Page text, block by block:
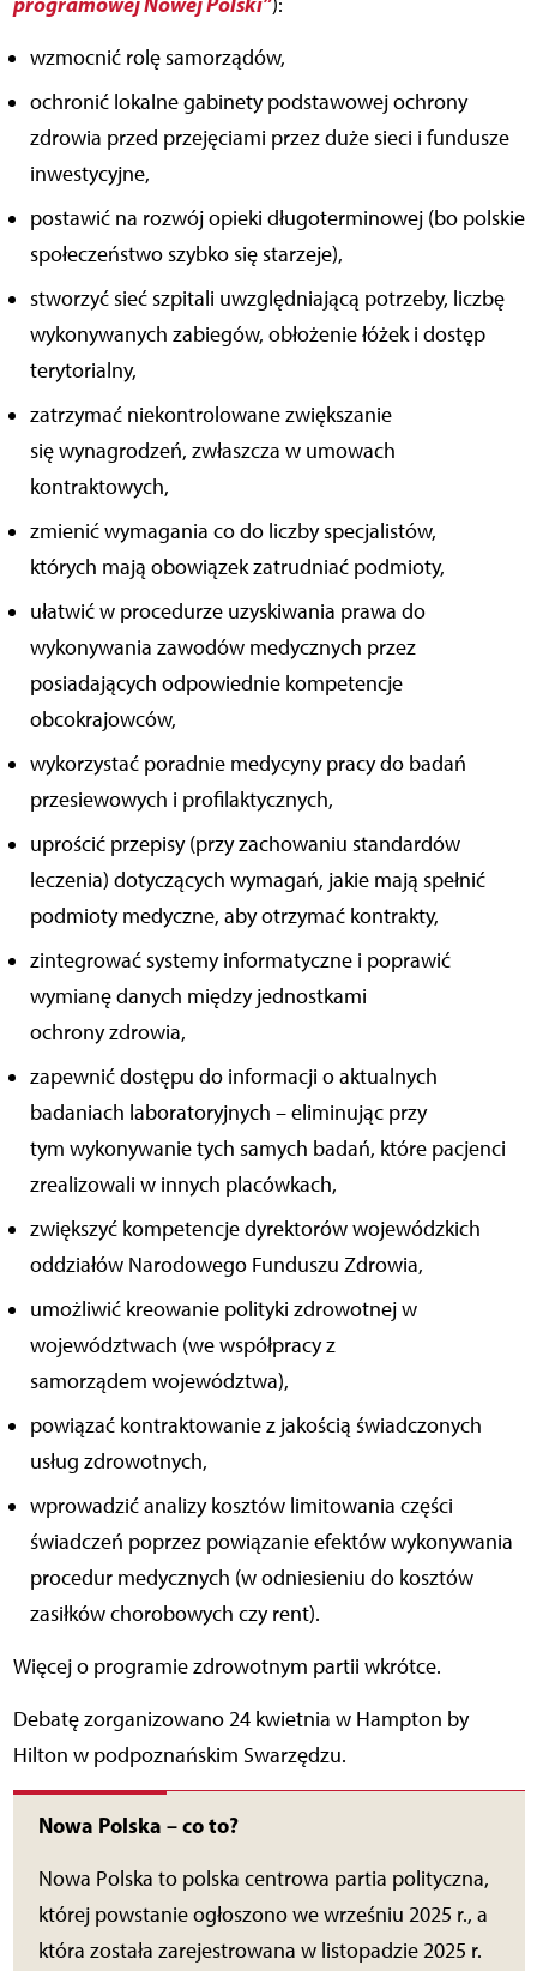
wzmocnić rolę samorządów,
ochronić lokalne gabinety podstawowej ochrony
zdrowia przed przejęciami przez duże sieci i fundusze
inwestycyjne,
postawić na rozwój opieki długoterminowej (bo polskie
społeczeństwo szybko się starzeje),
stworzyć sieć szpitali uwzględniającą potrzeby, liczbę
wykonywanych zabiegów, obłożenie łóżek i dostęp
terytorialny,
zatrzymać niekontrolowane zwiększanie
się wynagrodzeń, zwłaszcza w umowach
kontraktowych,
zmienić wymagania co do liczby specjalistów,
których mają obowiązek zatrudniać podmioty,
ułatwić w procedurze uzyskiwania prawa do
wykonywania zawodów medycznych przez
posiadających odpowiednie kompetencje
obcokrajowców,
wykorzystać poradnie medycyny pracy do badań
przesiewowych i profilaktycznych,
uprościć przepisy (przy zachowaniu standardów
leczenia) dotyczących wymagań, jakie mają spełnić
podmioty medyczne, aby otrzymać kontrakty,
zintegrować systemy informatyczne i poprawić
wymianę danych między jednostkami
ochrony zdrowia,
zapewnić dostępu do informacji o aktualnych
badaniach laboratoryjnych – eliminując przy
tym wykonywanie tych samych badań, które pacjenci
zrealizowali w innych placówkach,
zwiększyć kompetencje dyrektorów wojewódzkich
oddziałów Narodowego Funduszu Zdrowia,
umożliwić kreowanie polityki zdrowotnej w
województwach (we współpracy z
samorządem województwa),
powiązać kontraktowanie z jakością świadczonych
usług zdrowotnych,
wprowadzić analizy kosztów limitowania części
świadczeń poprzez powiązanie efektów wykonywania
procedur medycznych (w odniesieniu do kosztów
zasiłków chorobowych czy rent).
Więcej o programie zdrowotnym partii wkrótce.
Debatę zorganizowano 24 kwietnia w Hampton by
Hilton w podpoznańskim Swarzędzu.
Nowa Polska – co to?
Nowa Polska to polska centrowa partia polityczna,
której powstanie ogłoszono we wrześniu 2025 r., a
która została zarejestrowana w listopadzie 2025 r.